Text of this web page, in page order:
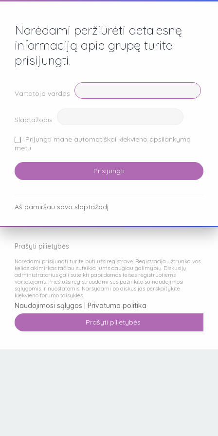
Norėdami peržiūrėti detalesnę
informaciją apie grupę turite
prisijungti.
Vartotojo vardas
Slaptažodis
Prijungti mane automatiškai kiekvieno apsilankymo
metu
Aš pamiršau savo slaptažodį
Prašyti pilietybės
Norėdami prisijungti turite būti užsiregistravę. Registracija užtrunka vos
kelias akimirkas tačiau suteikia jums daugiau galimybių. Diskusijų
administratorius gali suteikti papildomas teises registruotiems
vartotojams. Prieš užsiregistruodami susipažinkite su naudojimosi
sąlygomis ir nuostatomis. Naršydami po diskusijas perskaitykite
kiekvieno forumo taisykles.
Naudojimosi sąlygos
Privatumo politika
Prašyti pilietybės